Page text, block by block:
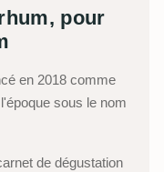
pour
en 2018 comme
sous le nom
de dégustation